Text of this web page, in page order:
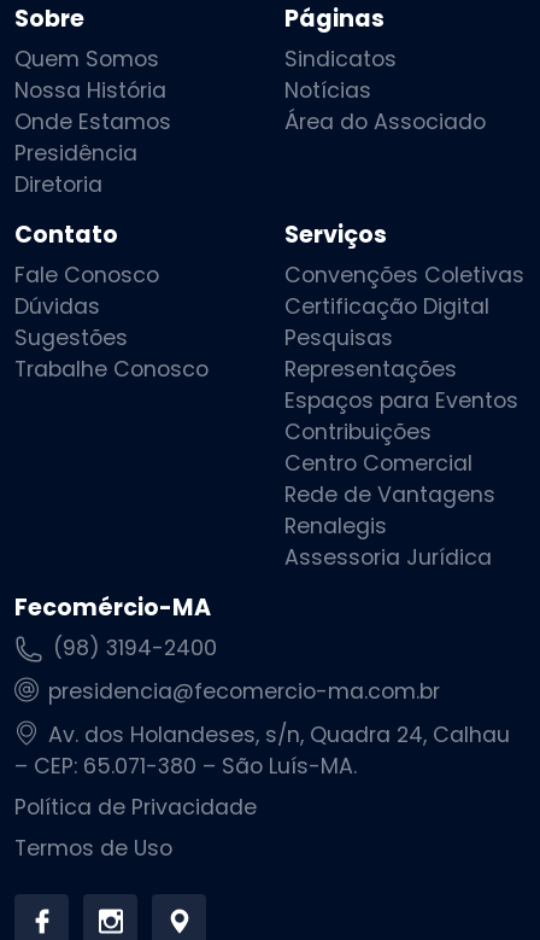
Sobre
Quem Somos
Nossa História
Onde Estamos
Presidência
Diretoria
Páginas
Sindicatos
Notícias
Área do Associado
Contato
Fale Conosco
Dúvidas
Sugestões
Trabalhe Conosco
Serviços
Convenções Coletivas
Certificação Digital
Pesquisas
Representações
Espaços para Eventos
Contribuições
Centro Comercial
Rede de Vantagens
Renalegis
Assessoria Jurídica
Fecomércio-MA
(98) 3194-2400
presidencia@fecomercio-ma.com.br
Av. dos Holandeses, s/n, Quadra 24, Calhau
– CEP: 65.071-380 – São Luís-MA.
Política de Privacidade
Termos de Uso